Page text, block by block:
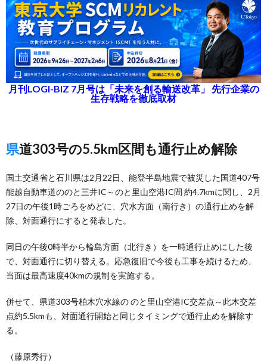
月刊LOGI-BIZ 7月号は「未来を創る輸送改革」 先行企業の
生存戦略を徹底取材
県道303号の5.5km区間も通行止め解除
国土交通省と石川県は2月22日、能登半島地震で被災した国道407号
能越自動車道ののと三井IC～のと里山空港IC間 約4.7kmに関し、2月
27日の午後1時ごろをめどに、穴水方面（南行き）の通行止めを解
除、対面通行にすると発表した。
同日の午後0時半から輪島方面（北行き）を一時通行止めにした後
で、対面通行に切り替える。応急復旧で今後も工事を続けるため、
当面は最高速度40kmの規制を実施する。
併せて、県道303号柏木穴水線の のと里山空港IC交差点～此木交差
点約5.5kmも、対面通行開始と同じタイミングで通行止めを解除す
る。
（藤原秀行）